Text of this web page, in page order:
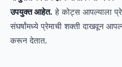
उपयुक्त आहेत. हे कोट्स आपल्याला
संघर्षांमध्ये प्रेमाची शक्ती दाखवून
करून देतात.